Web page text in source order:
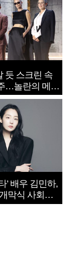
듯 스크린 속
…놀란의 메시
죄’
’ 배우 김민하,
막식 사회자